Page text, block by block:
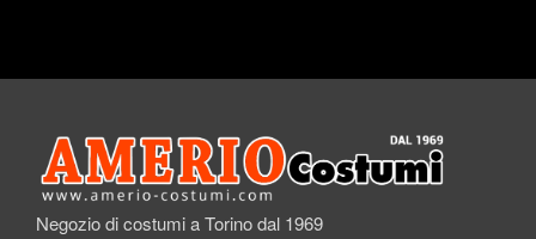
Negozio di costumi a Torino dal 1969